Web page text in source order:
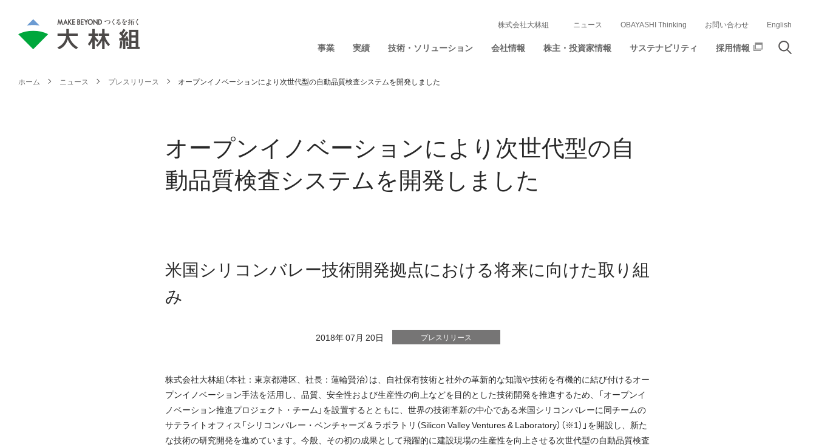
事業 実績 技術・ソリューション 会社情報 株主・投資家情報 サステナビリティ 採用情報
株式会社大林組 ニュース OBAYASHI Thinking お問い合わせ English
ホーム ニュース プレスリリース オープンイノベーションにより次世代型の自動品質検査システムを開発しました
オープンイノベーションにより次世代型の自
動品質検査システムを開発しました
米国シリコンバレー技術開発拠点における将来に向けた取り組
み
2018年 07月 20日 プレスリリース
株式会社大林組（本社：東京都港区、社長：蓮輪賢治）は、自社保有技術と社外の革新的な知識や技術を有機的に結び付けるオー
プンイノベーション手法を活用し、品質、安全性および生産性の向上などを目的とした技術開発を推進するため、「オープンイ
ノベーション推進プロジェクト・チーム」を設置するとともに、世界の技術革新の中心である米国シリコンバレーに同チームの
サテライトオフィス「シリコンバレー・ベンチャーズ＆ラボラトリ（Silicon Valley Ventures & Laboratory）（※1）」を開設し、新た
な技術の研究開発を進めています。今般、その初の成果として飛躍的に建設現場の生産性を向上させる次世代型の自動品質検査